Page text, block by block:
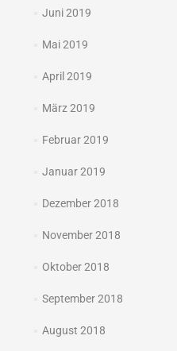
Juni 2019
Mai 2019
April 2019
März 2019
Februar 2019
Januar 2019
Dezember 2018
November 2018
Oktober 2018
September 2018
August 2018